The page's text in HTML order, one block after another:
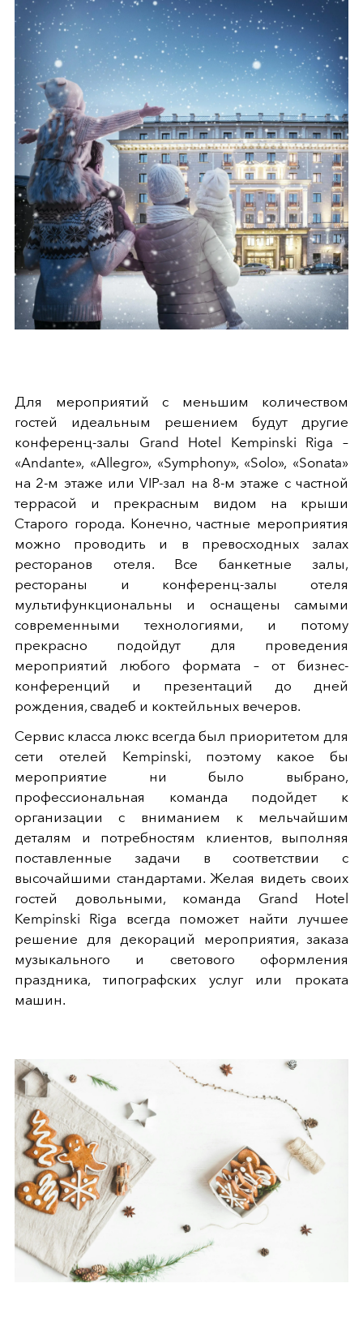
Для мероприятий с меньшим количеством
гостей идеальным решением будут другие
конференц-залы Grand Hotel Kempinski Riga –
«Andante», «Allegro», «Symphony», «Solo», «Sonata»
на 2-м этаже или VIP-зал на 8-м этаже с частной
террасой и прекрасным видом на крыши
Старого города. Конечно, частные мероприятия
можно проводить и в превосходных залах
ресторанов отеля. Все банкетные залы,
рестораны и конференц-залы отеля
мультифункциональны и оснащены самыми
современными технологиями, и потому
прекрасно подойдут для проведения
мероприятий любого формата – от бизнес-
конференций и презентаций до дней
рождения, свадеб и коктейльных вечеров.
Сервис класса люкс всегда был приоритетом для
сети отелей Kempinski, поэтому какое бы
мероприятие ни было выбрано,
профессиональная команда подойдет к
организации с вниманием к мельчайшим
деталям и потребностям клиентов, выполняя
поставленные задачи в соответствии с
высочайшими стандартами. Желая видеть своих
гостей довольными, команда Grand Hotel
Kempinski Riga всегда поможет найти лучшее
решение для декораций мероприятия, заказа
музыкального и светового оформления
праздника, типографских услуг или проката
машин.